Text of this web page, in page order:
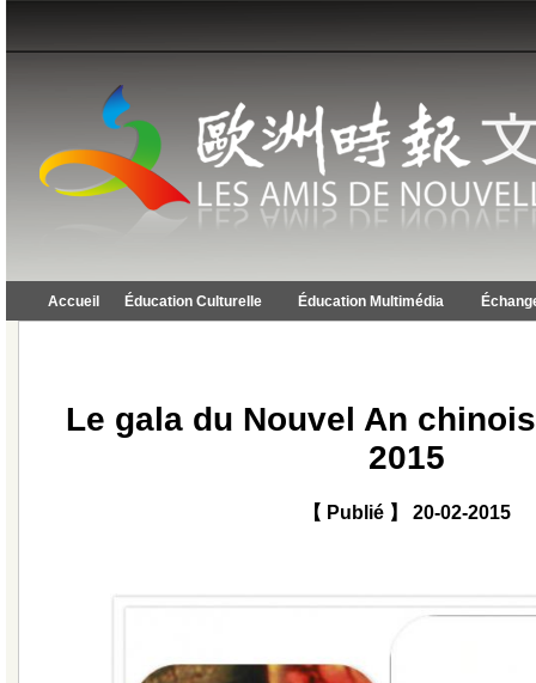
Accueil Éducation Culturelle Éducation Multimédia
Le gala du Nouvel An
2015
【 Publié 】 20-02-2015